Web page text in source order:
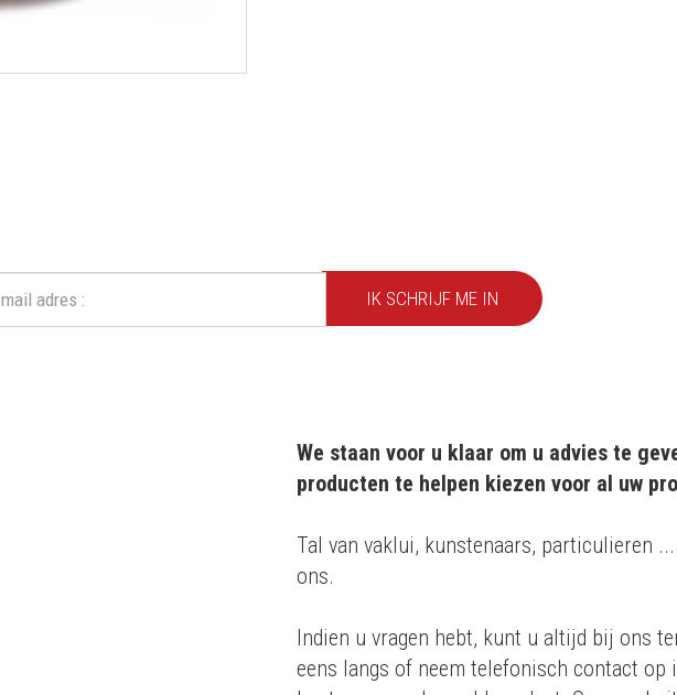
IK SCHRIJF ME IN
We staan voor u klaar om u advies te
producten te helpen kiezen voor al uw
Tal van vaklui, kunstenaars, particulieren
ons.
Indien u vragen hebt, kunt u altijd bij ons
eens langs of neem telefonisch contact op